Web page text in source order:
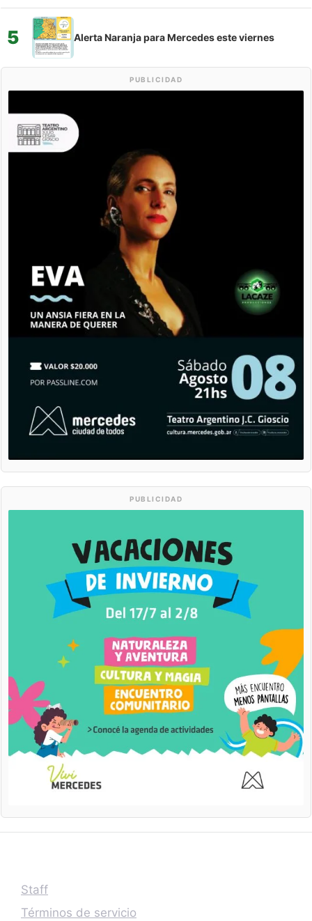
5 Alerta Naranja para Mercedes este viernes
PUBLICIDAD
PUBLICIDAD
Staff
Términos de servicio